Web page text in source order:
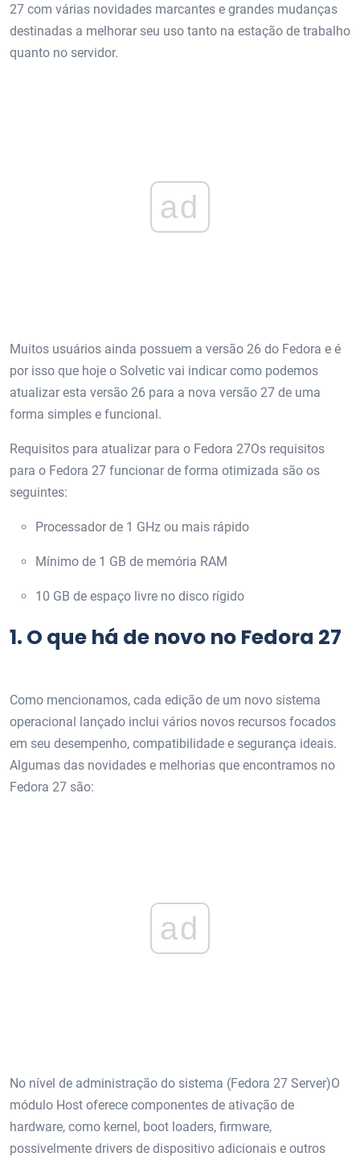
27 com várias novidades marcantes e grandes mudanças
destinadas a melhorar seu uso tanto na estação de trabalho
quanto no servidor.
ad
Muitos usuários ainda possuem a versão 26 do Fedora e é
por isso que hoje o Solvetic vai indicar como podemos
atualizar esta versão 26 para a nova versão 27 de uma
forma simples e funcional.
Requisitos para atualizar para o Fedora 27Os requisitos
para o Fedora 27 funcionar de forma otimizada são os
seguintes:
Processador de 1 GHz ou mais rápido
Mínimo de 1 GB de memória RAM
10 GB de espaço livre no disco rígido
1. O que há de novo no Fedora 27
Como mencionamos, cada edição de um novo sistema
operacional lançado inclui vários novos recursos focados
em seu desempenho, compatibilidade e segurança ideais.
Algumas das novidades e melhorias que encontramos no
Fedora 27 são:
ad
No nível de administração do sistema (Fedora 27 Server)O
módulo Host oferece componentes de ativação de
hardware, como kernel, boot loaders, firmware,
possivelmente drivers de dispositivo adicionais e outros